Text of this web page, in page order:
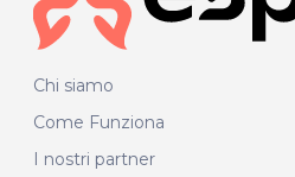
Chi siamo
Come Funziona
I nostri partner